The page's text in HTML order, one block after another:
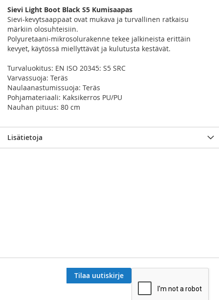
Sievi Light Boot Black S5 Kumisaapas
Sievi-kevytsaappaat ovat mukava ja turvallinen ratkaisu
märkiin olosuhteisiin.
Polyuretaani-mikrosolurakenne tekee jalkineista erittäin
kevyet, käytössä miellyttävät ja kulutusta kestävät.
Turvaluokitus: EN ISO 20345: S5 SRC
Varvassuoja: Teräs
Naulaanastumissuoja: Teräs
Pohjamateriaali: Kaksikerros PU/PU
Nauhan pituus: 80 cm
Lisätietoja
Tilaa uutiskirje